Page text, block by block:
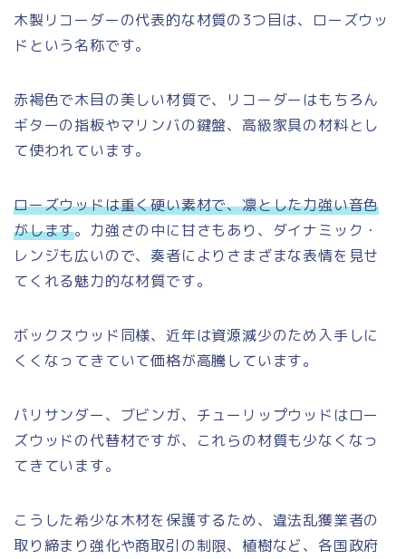
木製リコーダーの代表的な材質の3つ目は、ローズウッ
ドという名称です。
赤褐色で木目の美しい材質で、リコーダーはもちろん
ギターの指板やマリンバの鍵盤、高級家具の材料とし
て使われています。
ローズウッドは重く硬い素材で、凛とした力強い音色
がします。力強さの中に甘さもあり、ダイナミック・
レンジも広いので、奏者によりさまざまな表情を見せ
てくれる魅力的な材質です。
ボックスウッド同様、近年は資源減少のため入手しに
くくなってきていて価格が高騰しています。
パリサンダー、ブビンガ、チューリップウッドはロー
ズウッドの代替材ですが、これらの材質も少なくなっ
てきています。
こうした希少な木材を保護するため、違法乱獲業者の
取り締まり強化や商取引の制限、植樹など、各国政府